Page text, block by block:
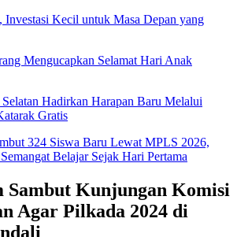
Investasi Kecil untuk Masa Depan yang
Mengucapkan Selamat Hari Anak
Hadirkan Harapan Baru Melalui
Gratis
324 Siswa Baru Lewat MPLS 2026,
Belajar Sejak Hari Pertama
Sambut Kunjungan Komisi
Agar Pilkada 2024 di